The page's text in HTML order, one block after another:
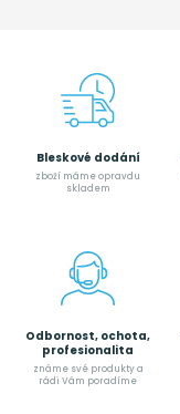
Bleskové dodání
zboží máme opravdu
skladem
Odbornost, ochota,
profesionalita
známe své produkty a
rádi Vám poradíme